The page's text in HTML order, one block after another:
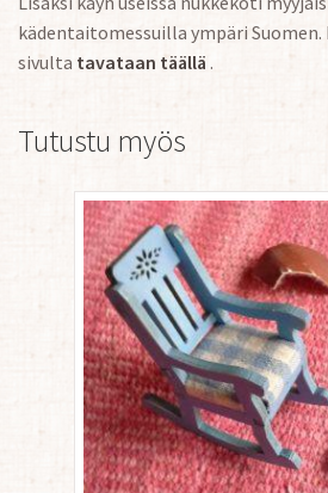
kädentaitomessuilla ympäri
sivulta tavataan täällä .
Tutustu myös